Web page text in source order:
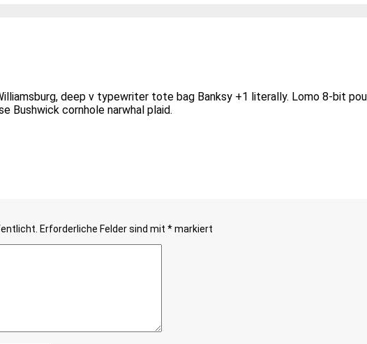
deep v typewriter tote bag Banksy +1 literally. Lomo 8-bit
Bushwick cornhole narwhal plaid.
Erforderliche Felder sind mit *markiert